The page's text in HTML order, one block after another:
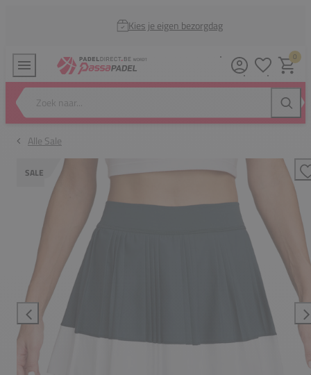
Kies je eigen bezorgdag
Zoek naar...
0
Alle Sale
SALE